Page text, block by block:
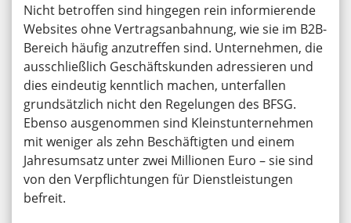
Nicht betroffen sind hingegen rein informierende
Websites ohne Vertragsanbahnung, wie sie im B2B-
Bereich häufig anzutreffen sind. Unternehmen, die
ausschließlich Geschäftskunden adressieren und
dies eindeutig kenntlich machen, unterfallen
grundsätzlich nicht den Regelungen des BFSG.
Ebenso ausgenommen sind Kleinstunternehmen
mit weniger als zehn Beschäftigten und einem
Jahresumsatz unter zwei Millionen Euro – sie sind
von den Verpflichtungen für Dienstleistungen
befreit.